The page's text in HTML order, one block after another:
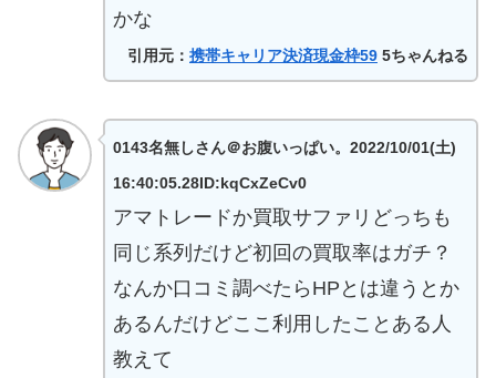
かな
引用元： 携帯キャリア決済現金枠59 5ちゃんねる
0143名無しさん＠お腹いっぱい。2022/10/01(土)
16:40:05.28ID:kqCxZeCv0
アマトレードか買取サファリどっちも
同じ系列だけど初回の買取率はガチ？
なんか口コミ調べたらHPとは違うとか
あるんだけどここ利用したことある人
教えて